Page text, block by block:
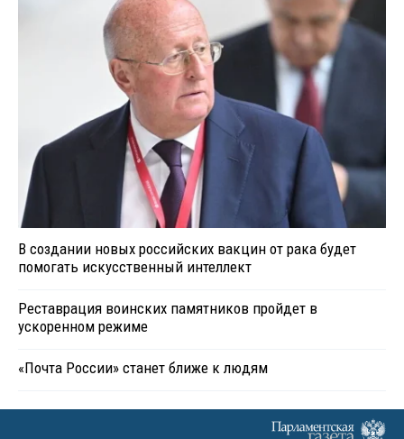
В создании новых российских вакцин от рака будет
помогать искусственный интеллект
Реставрация воинских памятников пройдет в
ускоренном режиме
«Почта России» станет ближе к людям